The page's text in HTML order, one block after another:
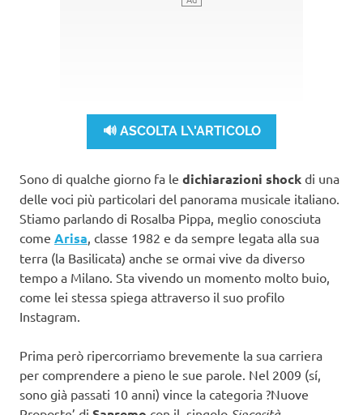
🔊 ASCOLTA L\'ARTICOLO
Sono di qualche giorno fa le dichiarazioni shock di una
delle voci più particolari del panorama musicale italiano.
Stiamo parlando di Rosalba Pippa, meglio conosciuta
come Arisa , classe 1982 e da sempre legata alla sua
terra (la Basilicata) anche se ormai vive da diverso
tempo a Milano. Sta vivendo un momento molto buio,
come lei stessa spiega attraverso il suo profilo
Instagram.
Prima però ripercorriamo brevemente la sua carriera
per comprendere a pieno le sue parole. Nel 2009 (sí,
sono già passati 10 anni) vince la categoria ?Nuove